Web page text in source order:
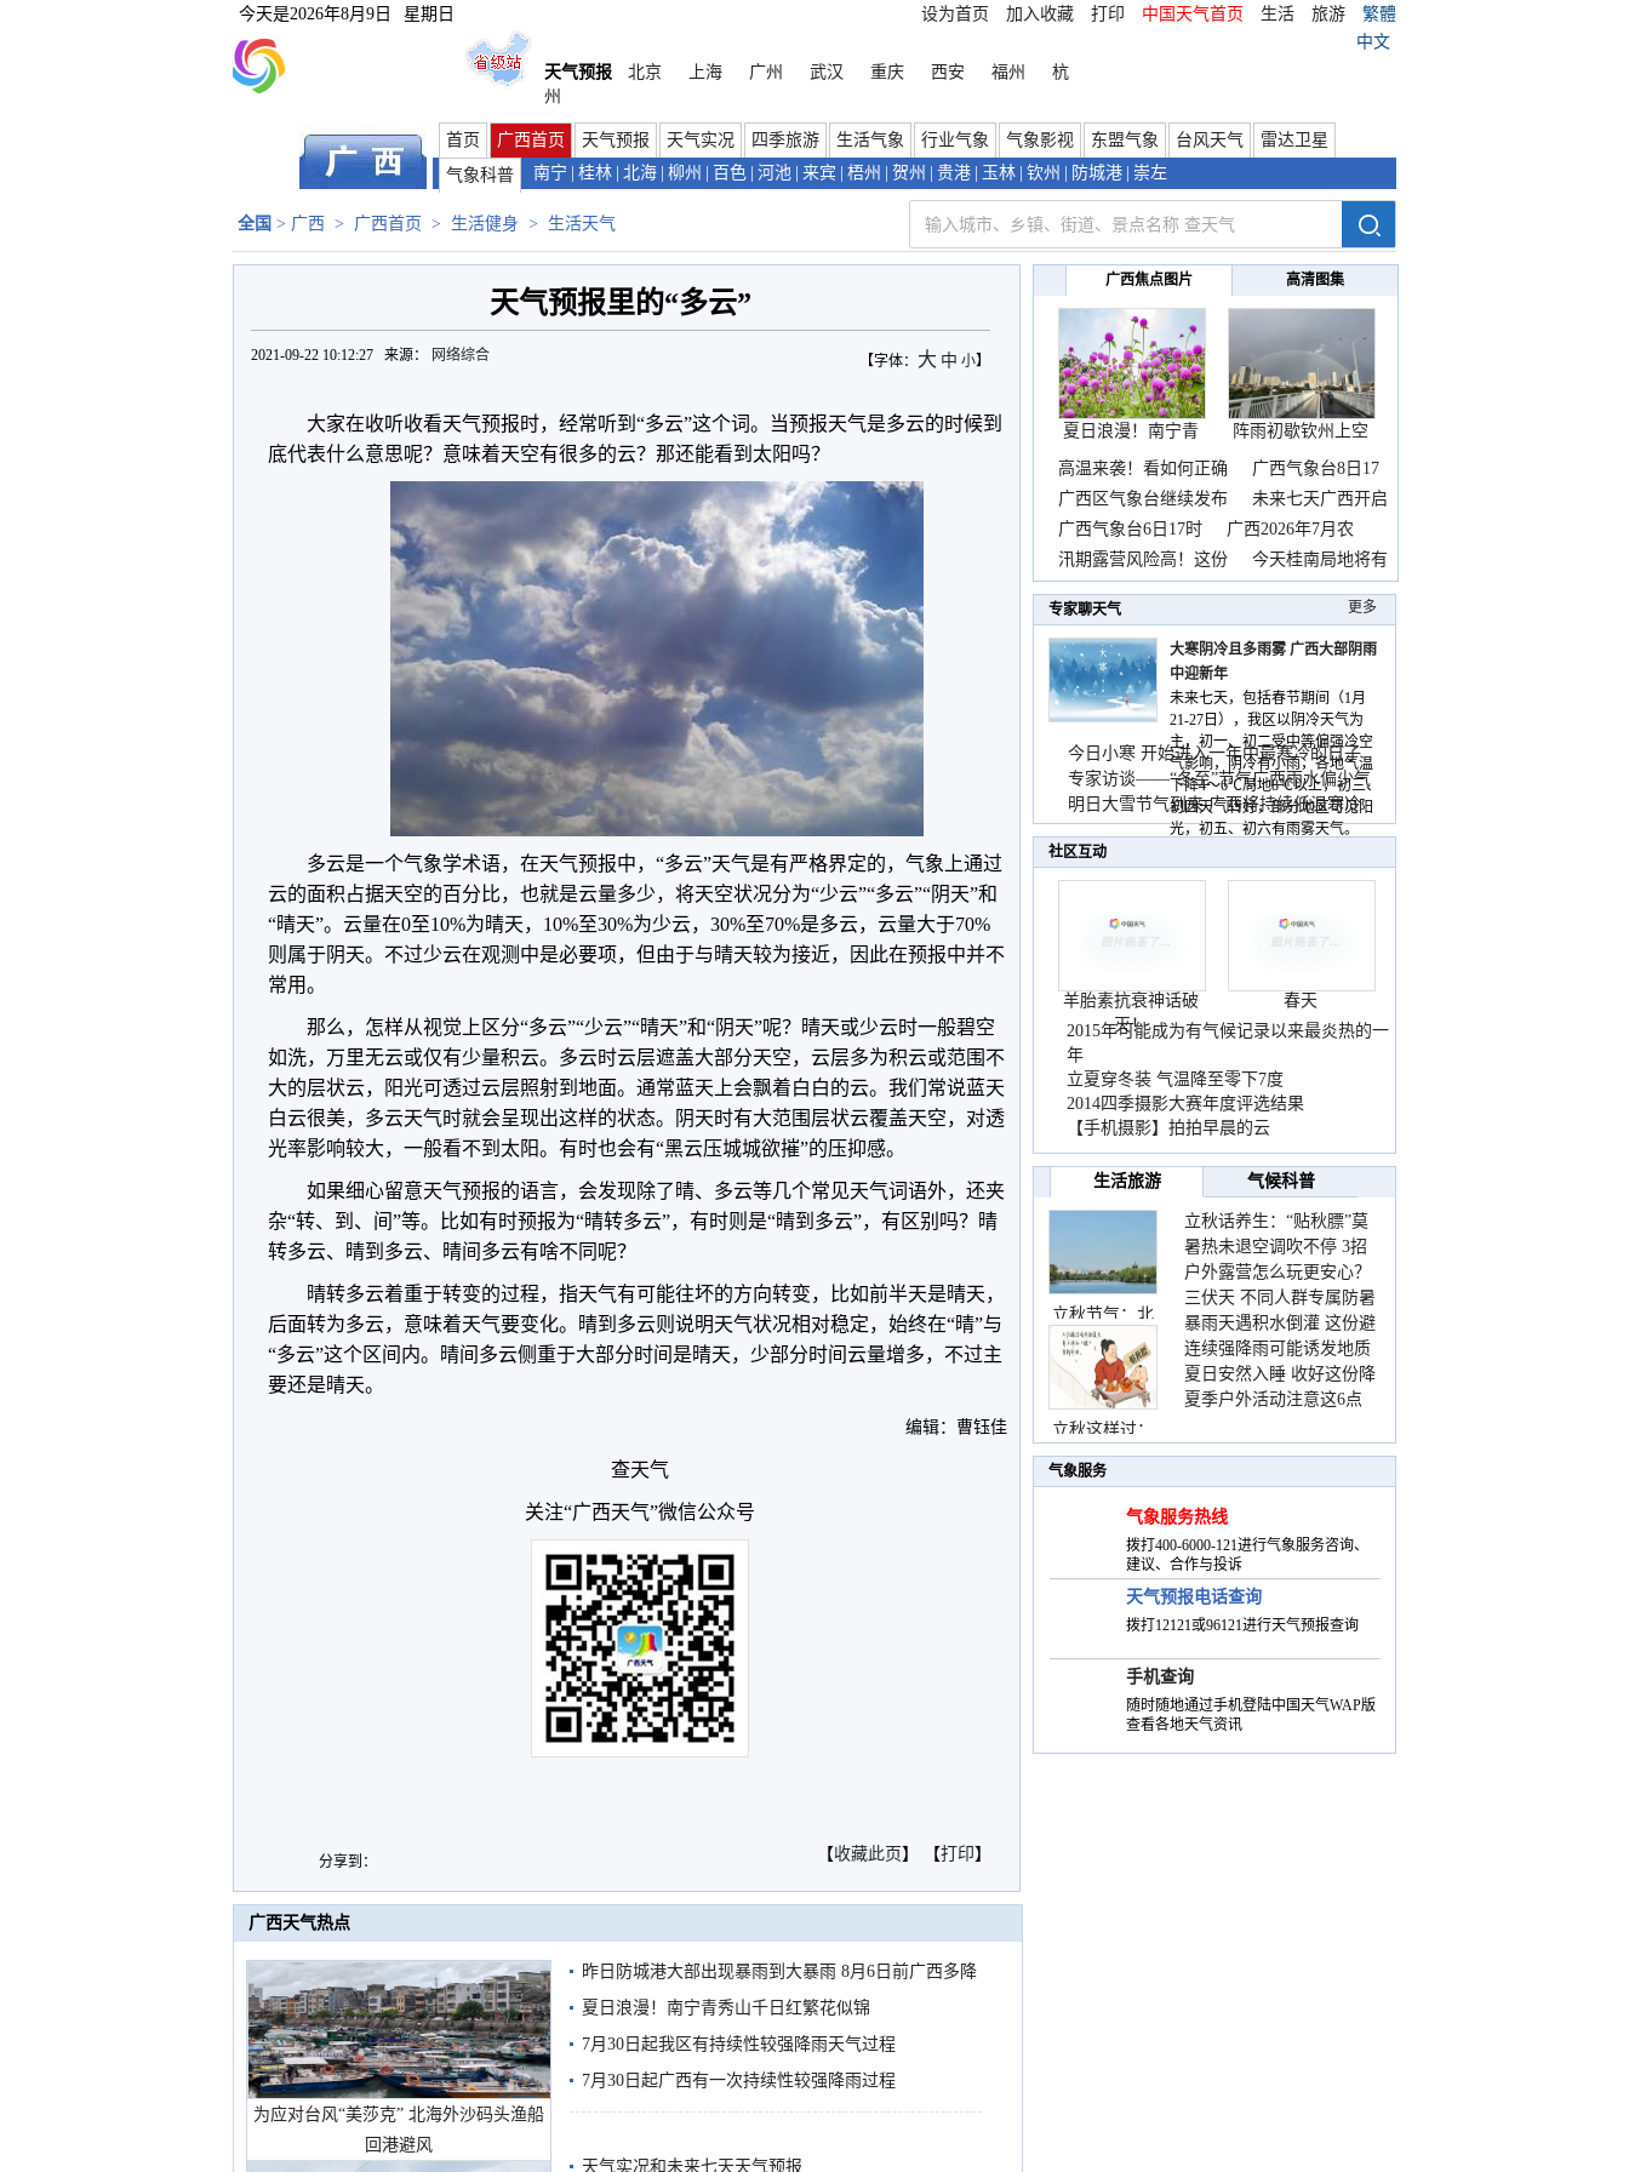
今天是2026年8月9日 星期日 设为首页 加入收藏 打印 中国天气首页 生活 旅游
繁體
中文
天气预报
北京 上海 广州 武汉 重庆 西安 福州
杭
州
首页 广西首页 天气预报 天气实况 四季旅游 生活气象 行业气象 气象影视 东盟气象 台风天气
雷达卫星
气象科普
南宁 桂林 北海 柳州 百色 河池 来宾 梧州 贺州 贵港 玉林 钦州 防城港 崇左
全国 > 广西 > 广西首页 > 生活健身 > 生活天气
天气预报里的“多云”
【字体： 大 中 小】
2021-09-22 10:12:27 来源： 网络综合
大家在收听收看天气预报时，经常听到“多云”这个词。当预报天气是多云的时候到
底代表什么意思呢？意味着天空有很多的云？那还能看到太阳吗？
多云是一个气象学术语，在天气预报中，“多云”天气是有严格界定的，气象上通过
云的面积占据天空的百分比，也就是云量多少，将天空状况分为“少云”“多云”“阴天”和
“晴天”。云量在0至10%为晴天，10%至30%为少云，30%至70%是多云，云量大于70%
则属于阴天。不过少云在观测中是必要项，但由于与晴天较为接近，因此在预报中并不
常用。
那么，怎样从视觉上区分“多云”“少云”“晴天”和“阴天”呢？晴天或少云时一般碧空
如洗，万里无云或仅有少量积云。多云时云层遮盖大部分天空，云层多为积云或范围不
大的层状云，阳光可透过云层照射到地面。通常蓝天上会飘着白白的云。我们常说蓝天
白云很美，多云天气时就会呈现出这样的状态。阴天时有大范围层状云覆盖天空，对透
光率影响较大，一般看不到太阳。有时也会有“黑云压城城欲摧”的压抑感。
如果细心留意天气预报的语言，会发现除了晴、多云等几个常见天气词语外，还夹
杂“转、到、间”等。比如有时预报为“晴转多云”，有时则是“晴到多云”，有区别吗？晴
转多云、晴到多云、晴间多云有啥不同呢？
晴转多云着重于转变的过程，指天气有可能往坏的方向转变，比如前半天是晴天，
后面转为多云，意味着天气要变化。晴到多云则说明天气状况相对稳定，始终在“晴”与
“多云”这个区间内。晴间多云侧重于大部分时间是晴天，少部分时间云量增多，不过主
要还是晴天。
编辑：曹钰佳
查天气
关注“广西天气”微信公众号
分享到： 【收藏此页 】 【打印】
广西天气热点
为应对台风“美莎克” 北海外沙码头渔船
回港避风
昨日防城港大部出现暴雨到大暴雨 8月6日前广西多降
雨
夏日浪漫！南宁青秀山千日红繁花似锦
7月30日起我区有持续性较强降雨天气过程
7月30日起广西有一次持续性较强降雨过程
天气实况和未来七天天气预报
广西焦点图片 高清图集
夏日浪漫！南宁青
秀山
阵雨初歇钦州上空
邂逅
高温来袭！看如何正确
广西气象台8日17
时
广西区气象台继续发布
未来七天广西开启
晴热
广西气象台6日17时
广西2026年7月农
汛期露营风险高！这份
今天桂南局地将有
暴雨
专家聊天气 更多
大寒阴冷且多雨雾 广西大部阴雨
中迎新年
未来七天，包括春节期间（1月
21-27日），我区以阴冷天气为
主，初一、初二受中等偏强冷空
气影响，阴冷有小雨，各地气温
下降4～6℃局地8℃以上，初三、
初四天气转好，部分地区可见阳
光，初五、初六有雨雾天气。
今日小寒 开始进入一年中最寒冷的日子
专家访谈——“冬至”节气广西雨水偏少气
温低
明日大雪节气到来 广西将持续低温寒冷
天气
社区互动
羊胎素抗衰神话破
灭！
春天
2015年可能成为有气候记录以来最炎热的一
年
立夏穿冬装 气温降至零下7度
2014四季摄影大赛年度评选结果
【手机摄影】拍拍早晨的云
生活旅游 气候科普
立秋节气：北
立秋这样过：
立秋话养生：“贴秋膘”莫
着急 先清暑再防燥
暑热未退空调吹不停 3招
护住肩颈不酸痛
户外露营怎么玩更安心？
这份攻略请收好
三伏天 不同人群专属防暑
要点请收好
暴雨天遇积水倒灌 这份避
险提示请收好
连续强降雨可能诱发地质
灾害 这些前兆要知道
夏日安然入睡 收好这份降
温小贴士
夏季户外活动注意这6点
气象服务
气象服务热线
拨打400-6000-121进行气象服务咨询、
建议、合作与投诉
天气预报电话查询
拨打12121或96121进行天气预报查询
手机查询
随时随地通过手机登陆中国天气WAP版
查看各地天气资讯